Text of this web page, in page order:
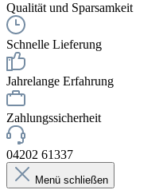
Qualität und Sparsamkeit
Schnelle Lieferung
Jahrelange Erfahrung
Zahlungssicherheit
04202 61337
Menü schließen